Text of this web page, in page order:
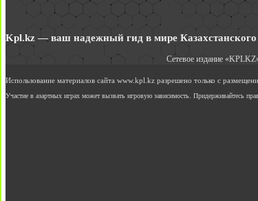
Kpl.kz — ваш надежный гид в мире Казахстанского
Сетевое издание
Использование материалов сайта www.kpl.kz разрешено только с
Участие в азартных играх может вызвать игровую зависимость. Придерживайтесь